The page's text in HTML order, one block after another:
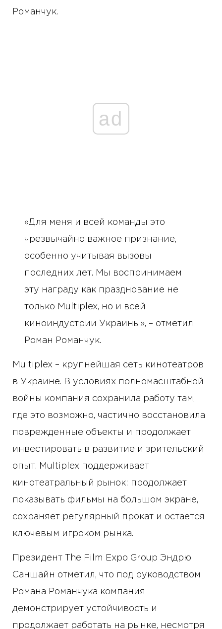
Романчук.
ad
«Для меня и всей команды это
чрезвычайно важное признание,
особенно учитывая вызовы
последних лет. Мы воспринимаем
эту награду как празднование не
только Multiplex, но и всей
киноиндустрии Украины», – отметил
Роман Романчук.
Multiplex – крупнейшая сеть кинотеатров
в Украине. В условиях полномасштабной
войны компания сохранила работу там,
где это возможно, частично восстановила
поврежденные объекты и продолжает
инвестировать в развитие и зрительский
опыт. Multiplex поддерживает
кинотеатральный рынок: продолжает
показывать фильмы на большом экране,
сохраняет регулярный прокат и остается
ключевым игроком рынка.
Президент The Film Expo Group Эндрю
Саншайн отметил, что под руководством
Романа Романчука компания
демонстрирует устойчивость и
продолжает работать на рынке, несмотря